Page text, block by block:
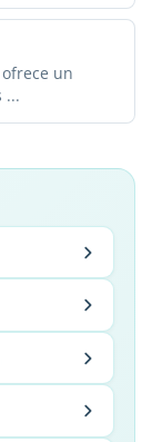
un
...